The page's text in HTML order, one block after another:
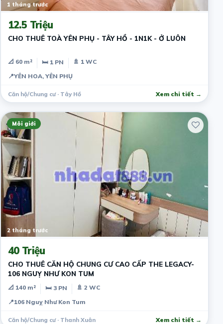
1 tháng trước
12.5 Triệu
CHO THUÊ TOÀ YÊN PHỤ - TÂY HỒ - 1N1K - Ở LUÔN
📐 60 m² 🛏 1 PN
🚿 1 WC
📍YÊN HOA, YÊN PHỤ
Căn hộ/Chung cư · Tây Hồ Xem chi tiết →
Môi giới
2 tháng trước
40 Triệu
CHO THUÊ CĂN HỘ CHUNG CƯ CAO CẤP THE LEGACY-
106 NGUỴ NHƯ KON TUM
📐 140 m² 🛏 3 PN
🚿 2 WC
📍106 Nguỵ Như Kon Tum
Căn hộ/Chung cư · Thanh Xuân Xem chi tiết →